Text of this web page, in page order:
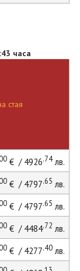
часа
стая
€ / 4926.74лв.
€ / 4797.65 лв.
€ / 4797.65 лв.
€ / 4484.72 лв.
€ / 4277.40лв.